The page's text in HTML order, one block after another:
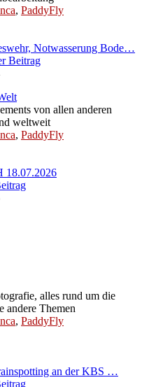
, PaddyFly
Notwasserung Bode…
Beitrag
von allen anderen
weltweit
, PaddyFly
18.07.2026
alles rund um die
andere Themen
, PaddyFly
an der KBS …